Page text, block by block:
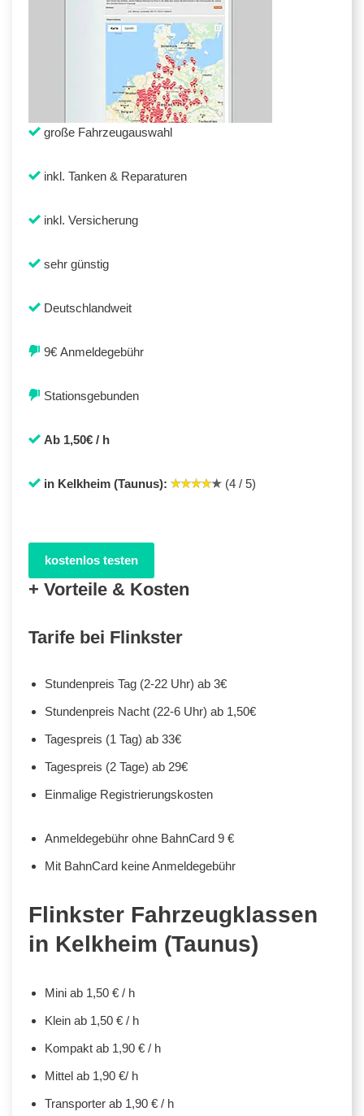
große Fahrzeugauswahl
inkl. Tanken & Reparaturen
inkl. Versicherung
sehr günstig
Deutschlandweit
9€ Anmeldegebühr
Stationsgebunden
Ab 1,50€ / h
in Kelkheim (Taunus): (4 / 5)
kostenlos testen
+ Vorteile & Kosten
Tarife bei Flinkster
Stundenpreis Tag (2-22 Uhr) ab 3€
Stundenpreis Nacht (22-6 Uhr) ab 1,50€
Tagespreis (1 Tag) ab 33€
Tagespreis (2 Tage) ab 29€
Einmalige Registrierungskosten
Anmeldegebühr ohne BahnCard 9 €
Mit BahnCard keine Anmeldegebühr
Flinkster Fahrzeugklassen
in Kelkheim (Taunus)
Mini ab 1,50 € / h
Klein ab 1,50 € / h
Kompakt ab 1,90 € / h
Mittel ab 1,90 €/ h
Transporter ab 1,90 € / h